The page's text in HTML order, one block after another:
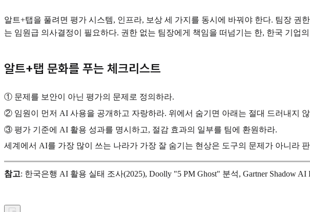
알트+탭을 풀려면 평가 시스템, 인프라, 보상 세 가지를 동시에 바꿔야 한다. 팀장
는 임원급 의사결정이 필요하다. 권한 없는 팀장에게 책임을 떠넘기는 한, 한국 기업
알트+탭 문화를 푸는 체크리스트
① 문제를 보안이 아닌 평가의 문제로 정의하라.
② 임원이 먼저 AI 사용을 공개하고 자랑하라. 위에서 숨기면 아래는 절대 드러내지
③ 평가 기준에 AI 활용 성과를 명시하고, 절감 효과의 일부를 팀에 환원하라.
세계에서 AI를 가장 많이 쓰는 나라가 가장 잘 숨기는 현상은 도구의 문제가 아니라
참고: 한국은행 AI 활용 실태 조사(2025), Doolly "5 PM Ghost" 분석, Gartner Shadow AI